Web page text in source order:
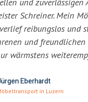
Schreiner. Mein
reibungslos und
und freundlichen
wärmstens
Eberhardt
in Luzern